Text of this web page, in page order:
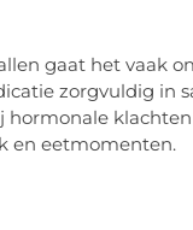
gaat het vaak
zorgvuldig in
hormonale
en eetmomenten.